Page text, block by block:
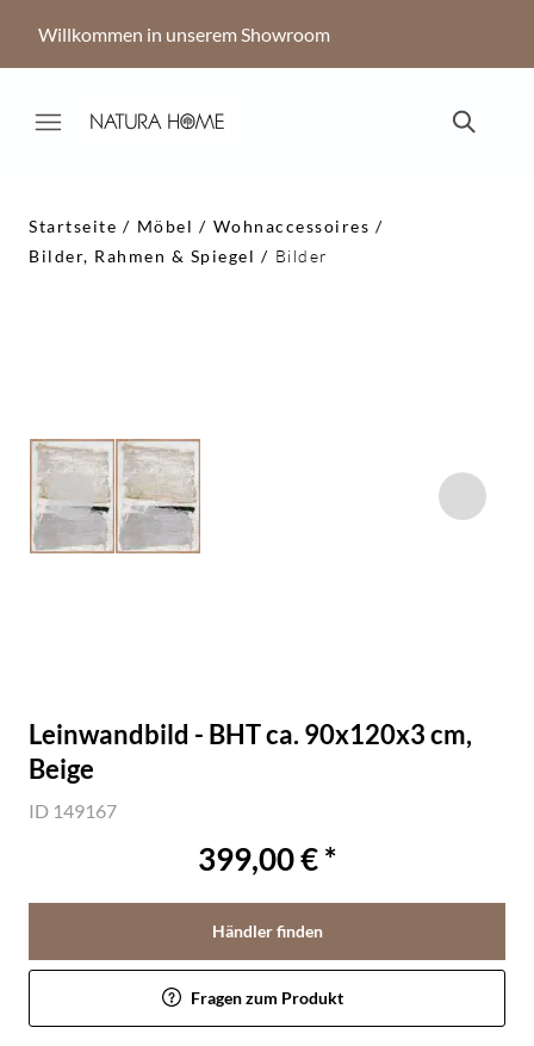
Willkommen in unserem Showroom
Startseite Möbel
Wohnaccessoires
Bilder, Rahmen & Spiegel
Bilder
Leinwandbild - BHT ca. 90x120x3 cm,
Beige
ID 149167
399,00 € *
Händler finden
Fragen zum Produkt